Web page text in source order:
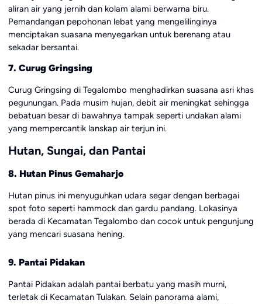
aliran air yang jernih dan kolam alami berwarna biru.
Pemandangan pepohonan lebat yang mengelilinginya
menciptakan suasana menyegarkan untuk berenang atau
sekadar bersantai.
7. Curug Gringsing
Curug Gringsing di Tegalombo menghadirkan suasana asri khas
pegunungan. Pada musim hujan, debit air meningkat sehingga
bebatuan besar di bawahnya tampak seperti undakan alami
yang mempercantik lanskap air terjun ini.
Hutan, Sungai, dan Pantai
8. Hutan Pinus Gemaharjo
Hutan pinus ini menyuguhkan udara segar dengan berbagai
spot foto seperti hammock dan gardu pandang. Lokasinya
berada di Kecamatan Tegalombo dan cocok untuk pengunjung
yang mencari suasana hening.
9. Pantai Pidakan
Pantai Pidakan adalah pantai berbatu yang masih murni,
terletak di Kecamatan Tulakan. Selain panorama alami,